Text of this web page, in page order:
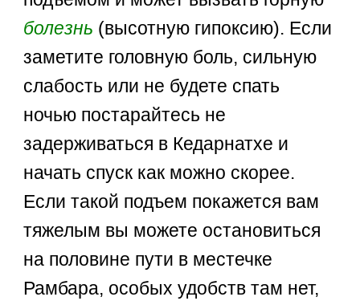
болезнь (высотную гипоксию). Если
заметите головную боль, сильную
слабость или не будете спать
ночью постарайтесь не
задерживаться в Кедарнатхе и
начать спуск как можно скорее.
Если такой подъем покажется вам
тяжелым вы можете остановиться
на половине пути в местечке
Рамбара, особых удобств там нет,